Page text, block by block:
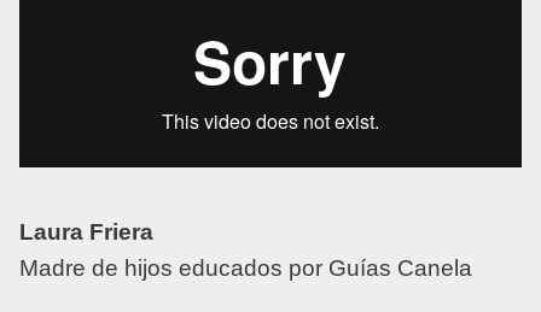
Laura Friera
Madre de hijos educados por Guías Canela